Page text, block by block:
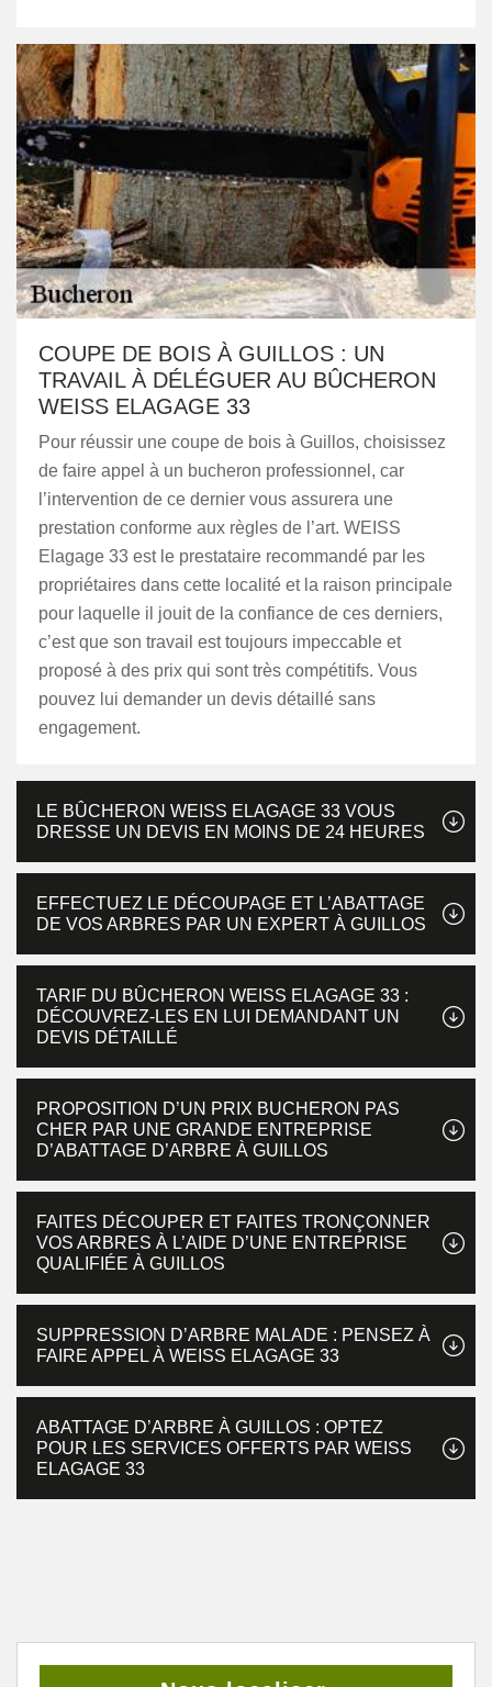
COUPE DE BOIS À GUILLOS : UN
TRAVAIL À DÉLÉGUER AU BÛCHERON
WEISS ELAGAGE 33
Pour réussir une coupe de bois à Guillos, choisissez
de faire appel à un bucheron professionnel, car
l’intervention de ce dernier vous assurera une
prestation conforme aux règles de l’art. WEISS
Elagage 33 est le prestataire recommandé par les
propriétaires dans cette localité et la raison principale
pour laquelle il jouit de la confiance de ces derniers,
c’est que son travail est toujours impeccable et
proposé à des prix qui sont très compétitifs. Vous
pouvez lui demander un devis détaillé sans
engagement.
LE BÛCHERON WEISS ELAGAGE 33 VOUS
DRESSE UN DEVIS EN MOINS DE 24 HEURES
EFFECTUEZ LE DÉCOUPAGE ET L’ABATTAGE
DE VOS ARBRES PAR UN EXPERT À GUILLOS
TARIF DU BÛCHERON WEISS ELAGAGE 33 :
DÉCOUVREZ-LES EN LUI DEMANDANT UN
DEVIS DÉTAILLÉ
PROPOSITION D’UN PRIX BUCHERON PAS
CHER PAR UNE GRANDE ENTREPRISE
D’ABATTAGE D’ARBRE À GUILLOS
FAITES DÉCOUPER ET FAITES TRONÇONNER
VOS ARBRES À L’AIDE D’UNE ENTREPRISE
QUALIFIÉE À GUILLOS
SUPPRESSION D’ARBRE MALADE : PENSEZ À
FAIRE APPEL À WEISS ELAGAGE 33
ABATTAGE D’ARBRE À GUILLOS : OPTEZ
POUR LES SERVICES OFFERTS PAR WEISS
ELAGAGE 33